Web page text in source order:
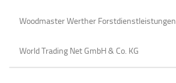
Woodmaster Werther Forstdienstleistungen
World Trading Net GmbH & Co. KG